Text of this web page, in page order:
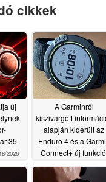
cikkek
új
35
2026
A Garminről
kiszivárgott
alapján kiderült az
Enduro 4 és a
Connect+ új
06/17/2026